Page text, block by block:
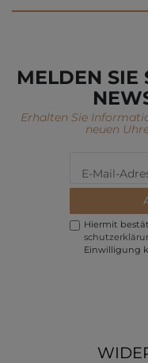
MELDEN SIE
Erhalten Sie
neuen
Hiermit
Einwilligung